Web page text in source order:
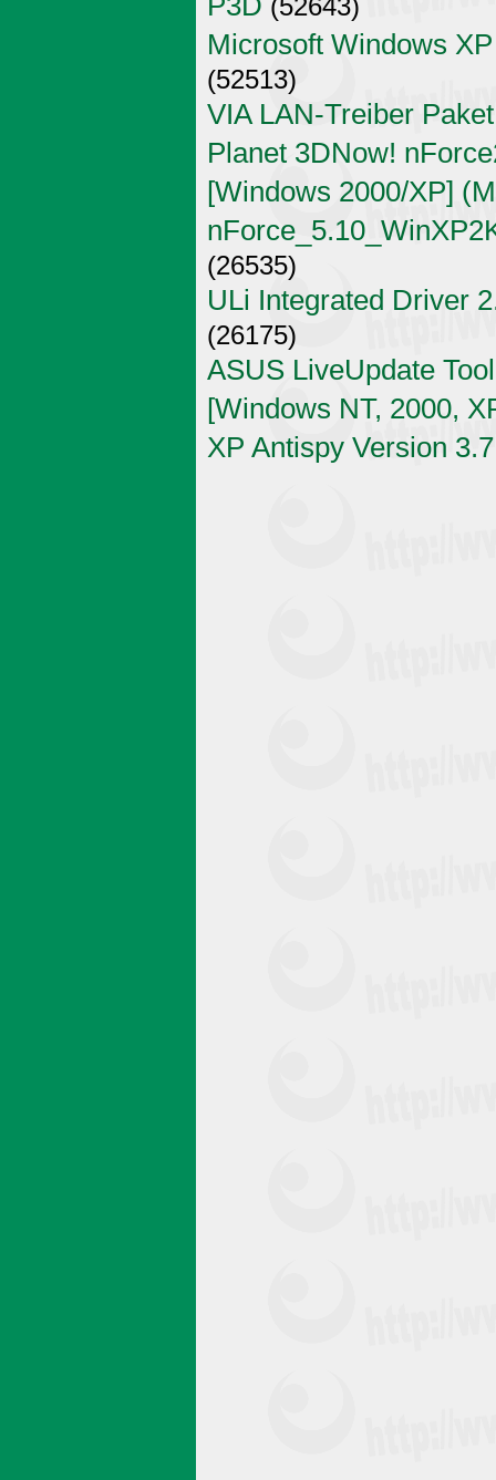
(52643)
Microsoft Windows
(52513)
VIA LAN-Treiber
Planet 3DNow!
[Windows 2000/XP]
(26535)
ULi Integrated Driver
(26175)
ASUS LiveUpdate
[Windows NT, 2000,
XP Antispy Version